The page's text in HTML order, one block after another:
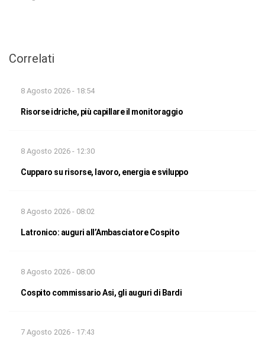
Correlati
8 Agosto 2026 - 18:54
Risorse idriche, più capillare il monitoraggio
8 Agosto 2026 - 12:30
Cupparo su risorse, lavoro, energia e sviluppo
8 Agosto 2026 - 08:02
Latronico: auguri all’Ambasciatore Cospito
8 Agosto 2026 - 08:00
Cospito commissario Asi, gli auguri di Bardi
7 Agosto 2026 - 17:43